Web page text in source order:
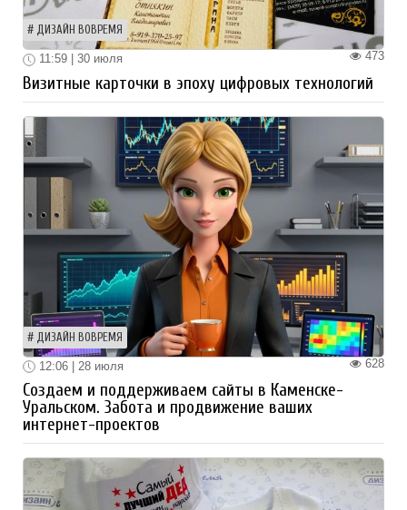
ДИЗАЙН ВОВРЕМЯ
473
11:59 | 30 июля
Визитные карточки в эпоху цифровых технологий
ДИЗАЙН ВОВРЕМЯ
628
12:06 | 28 июля
Создаем и поддерживаем сайты в Каменске-
Уральском. Забота и продвижение ваших
интернет-проектов